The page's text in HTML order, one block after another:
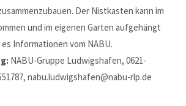
Der Nistkasten kann im
und im eigenen Garten auf­ge­hängt
Informa­tionen vom NABU.
NABU-Gruppe Ludwigshafen, 0621-
nabu.ludwigshafen@nabu-rlp.de